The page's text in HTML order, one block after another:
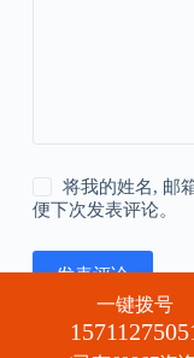
将我的姓名, 邮
便下次发表评论。
发表评论
一键拨号